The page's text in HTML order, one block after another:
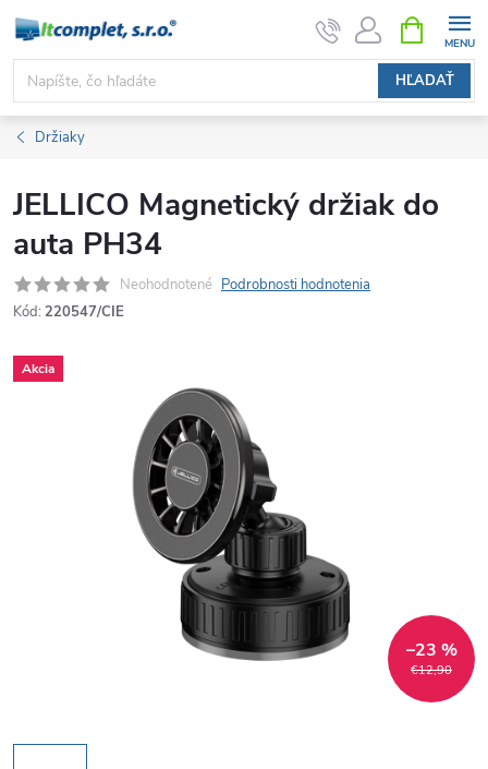
Prejsť
obsah
HĽADAŤ
KOŠÍK
Držiaky
JELLICO Magnetický držiak do
auta PH34
Neohodnotené Podrobnosti hodnotenia
Kód: 220547/CIE
Akcia
€12,90
–23 %